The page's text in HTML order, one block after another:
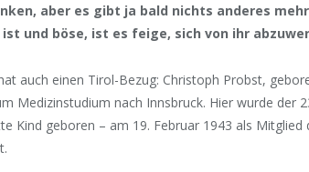
aber es gibt ja bald nichts anderes
und böse, ist es feige, sich von ihr
auch einen Tirol-Bezug: Christoph Probst,
Medizinstudium nach Innsbruck. Hier wurde der
Kind geboren – am 19. Februar 1943 als Mitglied